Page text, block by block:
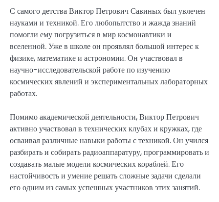
С самого детства Виктор Петрович Савиных был увлечен
науками и техникой. Его любопытство и жажда знаний
помогли ему погрузиться в мир космонавтики и
вселенной. Уже в школе он проявлял большой интерес к
физике, математике и астрономии. Он участвовал в
научно-исследовательской работе по изучению
космических явлений и экспериментальных лабораторных
работах.
Помимо академической деятельности, Виктор Петрович
активно участвовал в технических клубах и кружках, где
осваивал различные навыки работы с техникой. Он учился
разбирать и собирать радиоаппаратуру, программировать и
создавать малые модели космических кораблей. Его
настойчивость и умение решать сложные задачи сделали
его одним из самых успешных участников этих занятий.